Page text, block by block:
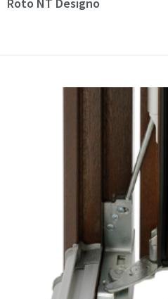
Roto NT Designo